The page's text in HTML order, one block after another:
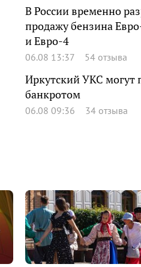
В России временно
продажу бензина
и Евро-4
06.08 13:37 54 отзыва
Иркутский УКС могут
банкротом
06.08 09:36 34 отзыва